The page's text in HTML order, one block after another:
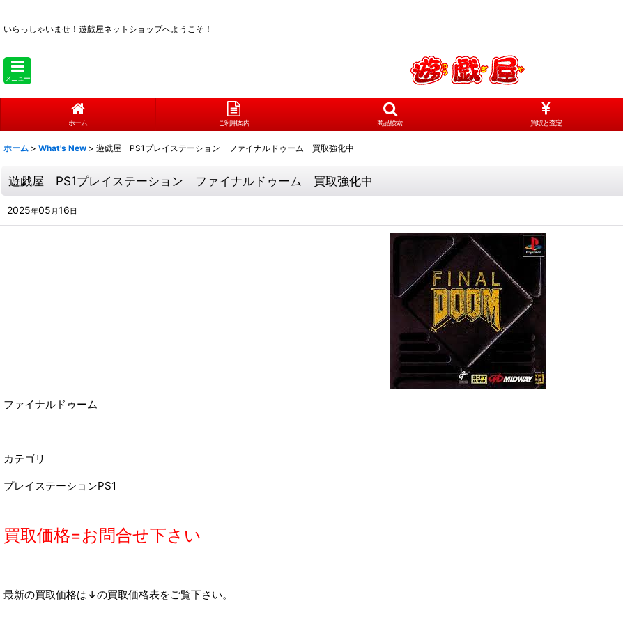
いらっしゃいませ！ 遊戯屋ネットショップへようこそ！
メニュー
ホーム ご利用案内 商品検索 買取と査定
ホーム > What's New > 遊戯屋 PS1プレイステーション ファイナルドゥーム 買取強化中
遊戯屋 PS1プレイステーション ファイナルドゥーム 買取強化中
2025年05 月16日
ファイナルドゥーム
カテゴリ
プレイステーションPS1
買取価格=お問合せ下さい
最新の買取価格は↓の買取価格表をご覧下さい。